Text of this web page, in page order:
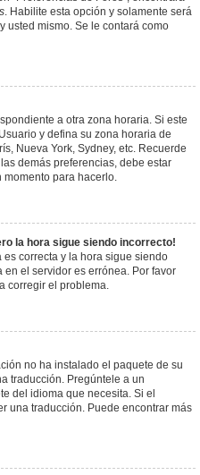
. Habilite esta opción y solamente será
usted mismo. Se le contará como
a otra zona horaria. Si este
y defina su zona horaria de
Nueva York, Sydney, etc. Recuerde
demás preferencias, debe estar
momento para hacerlo.
la hora sigue siendo incorrecto!
correcta y la hora sigue siendo
el servidor es errónea. Por favor
corregir el problema.
no ha instalado el paquete de su
traducción. Pregúntele a un
del idioma que necesita. Si el
una traducción. Puede encontrar más